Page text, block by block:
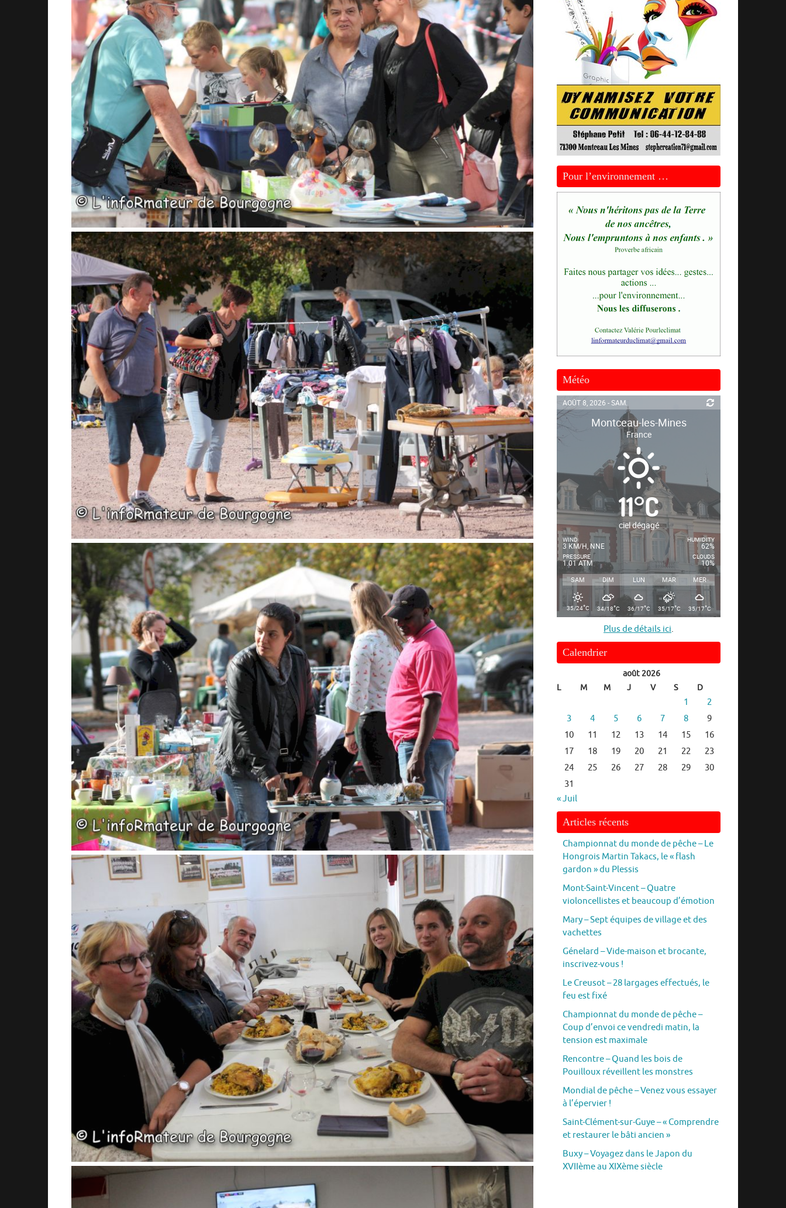
Pour l’environnement …
Météo
AOÛT 8, 2026 - SAM.
Montceau-les-Mines
France
11°C
ciel dégagé
WIND
3 KM/H, NNE
PRESSURE
1.01 ATM
HUMIDITY
62%
CLOUDS
10%
SAM DIM LUN MAR MER
35/24°C 34/18°C 36/17°C 35/17°C 35/17°C
Plus de détails ici.
Calendrier
août 2026
L
M M J V S D
1
2
3
4 5 6 7 8
9
10
11 12 13 14 15
16
17
18 19 20 21 22
23
24
25 26 27 28 29
30
31
« Juil
Articles récents
Championnat du monde de pêche – Le
Hongrois Martin Takacs, le « flash
gardon » du Plessis
Mont-Saint-Vincent – Quatre
violoncellistes et beaucoup d’émotion
Mary – Sept équipes de village et des
vachettes
Génelard – Vide-maison et brocante,
inscrivez-vous !
Le Creusot – 28 largages effectués, le
feu est fixé
Championnat du monde de pêche –
Coup d’envoi ce vendredi matin, la
tension est maximale
Rencontre – Quand les bois de
Pouilloux réveillent les monstres
Mondial de pêche – Venez vous essayer
à l’épervier !
Saint-Clément-sur-Guye – « Comprendre
et restaurer le bâti ancien »
Buxy – Voyagez dans le Japon du
XVIIème au XIXème siècle